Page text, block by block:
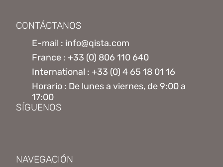
CONTÁCTANOS
E-mail : info@qista.com
France : +33 (0) 806 110 640
International : +33 (0) 4 65 18 01 16
Horario : De lunes a viernes, de 9:00 a
17:00
SÍGUENOS
NAVEGACIÓN